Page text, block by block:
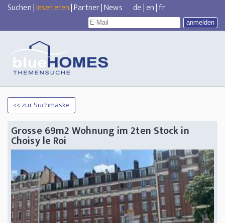
Suchen|Inserieren|Partner|News de|en|fr
<< zur Suchmaske
Grosse 69m2 Wohnung im 2ten Stock in
Choisy le Roi